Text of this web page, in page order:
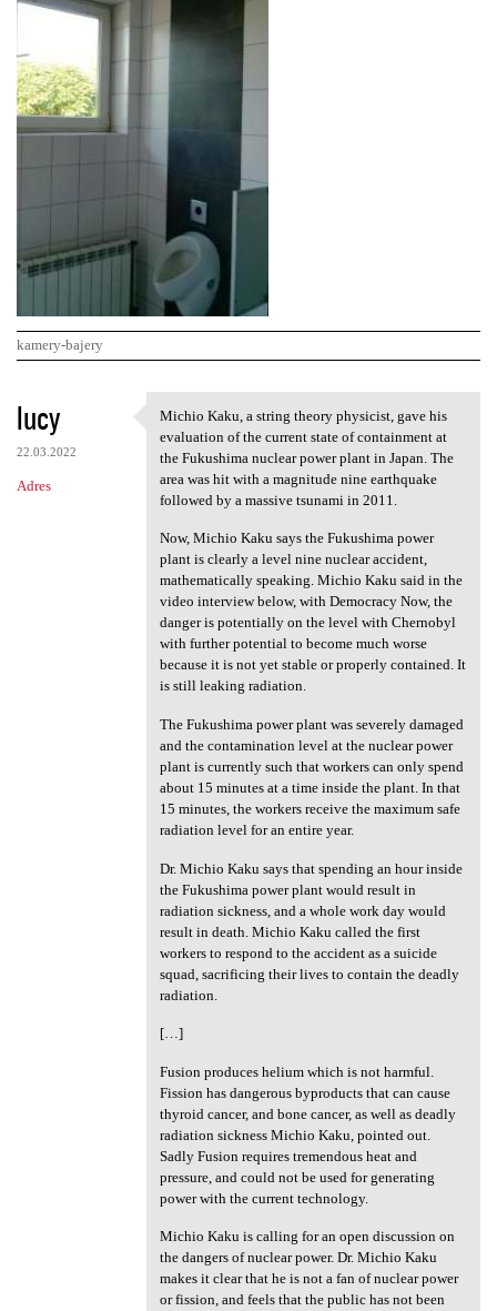
kamery-bajery
K
o
m
e
lucy
22.03.2022
Adres
Michio Kaku, a string theory
Michio Kaku, a string theory physicist, gave his
evaluation of the current state of containment at
the Fukushima nuclear power plant in Japan. The
area was hit with a magnitude nine earthquake
followed by a massive tsunami in 2011.
Now, Michio Kaku says the Fukushima power
plant is clearly a level nine nuclear accident,
mathematically speaking. Michio Kaku said in the
video interview below, with Democracy Now, the
danger is potentially on the level with Chernobyl
with further potential to become much worse
because it is not yet stable or properly contained. It
is still leaking radiation.
The Fukushima power plant was severely damaged
and the contamination level at the nuclear power
plant is currently such that workers can only spend
about 15 minutes at a time inside the plant. In that
15 minutes, the workers receive the maximum safe
radiation level for an entire year.
Dr. Michio Kaku says that spending an hour inside
the Fukushima power plant would result in
radiation sickness, and a whole work day would
result in death. Michio Kaku called the first
workers to respond to the accident as a suicide
squad, sacrificing their lives to contain the deadly
radiation.
[…]
Fusion produces helium which is not harmful.
Fission has dangerous byproducts that can cause
thyroid cancer, and bone cancer, as well as deadly
radiation sickness Michio Kaku, pointed out.
Sadly Fusion requires tremendous heat and
pressure, and could not be used for generating
power with the current technology.
Michio Kaku is calling for an open discussion on
the dangers of nuclear power. Dr. Michio Kaku
makes it clear that he is not a fan of nuclear power
or fission, and feels that the public has not been